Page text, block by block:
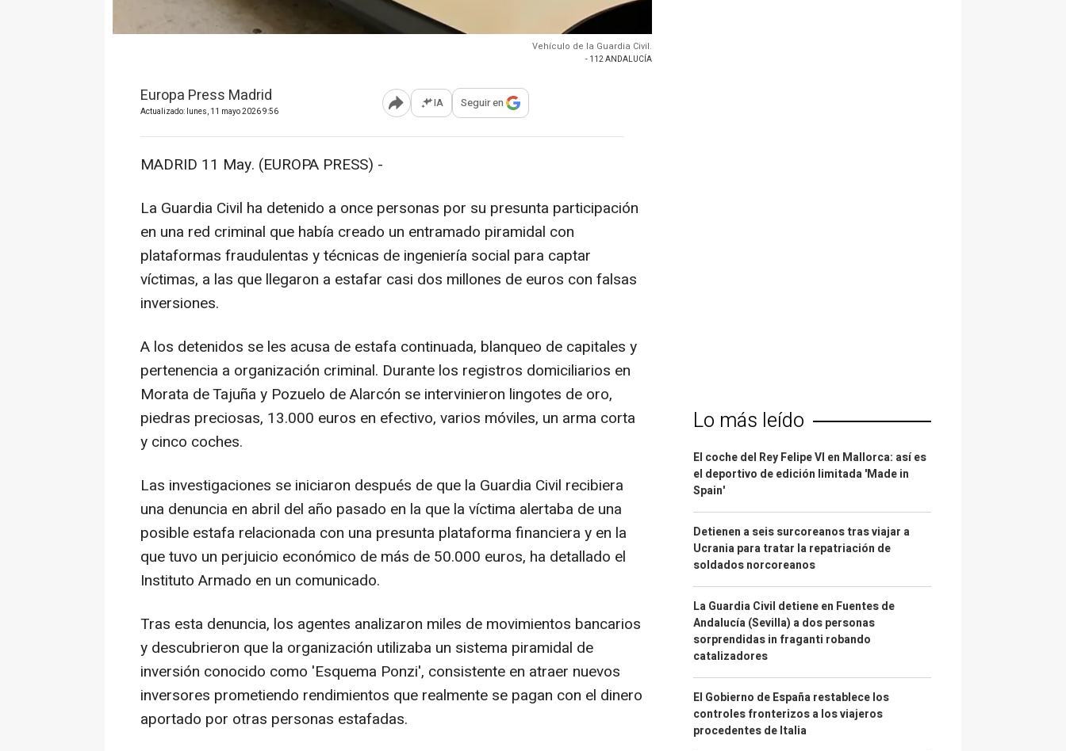
Vehículo de la Guardia Civil.
- 112 ANDALUCÍA
Europa Press Madrid
Actualizado: lunes, 11 mayo 2026 9:56 Abrir opciones para compartir
IA Seguir en
MADRID 11 May. (EUROPA PRESS) -
La Guardia Civil ha detenido a once personas por su presunta participación
en una red criminal que había creado un entramado piramidal con
plataformas fraudulentas y técnicas de ingeniería social para captar
víctimas, a las que llegaron a estafar casi dos millones de euros con falsas
inversiones.
A los detenidos se les acusa de estafa continuada, blanqueo de capitales y
pertenencia a organización criminal. Durante los registros domiciliarios en
Morata de Tajuña y Pozuelo de Alarcón se intervinieron lingotes de oro,
piedras preciosas, 13.000 euros en efectivo, varios móviles, un arma corta
y cinco coches.
Las investigaciones se iniciaron después de que la Guardia Civil recibiera
una denuncia en abril del año pasado en la que la víctima alertaba de una
posible estafa relacionada con una presunta plataforma financiera y en la
que tuvo un perjuicio económico de más de 50.000 euros, ha detallado el
Instituto Armado en un comunicado.
Tras esta denuncia, los agentes analizaron miles de movimientos bancarios
y descubrieron que la organización utilizaba un sistema piramidal de
inversión conocido como 'Esquema Ponzi', consistente en atraer nuevos
inversores prometiendo rendimientos que realmente se pagan con el dinero
aportado por otras personas estafadas.
Lo más leído
El coche del Rey Felipe VI en Mallorca: así es
el deportivo de edición limitada 'Made in
Spain'
Detienen a seis surcoreanos tras viajar a
Ucrania para tratar la repatriación de
soldados norcoreanos
La Guardia Civil detiene en Fuentes de
Andalucía (Sevilla) a dos personas
sorprendidas in fraganti robando
catalizadores
El Gobierno de España restablece los
controles fronterizos a los viajeros
procedentes de Italia